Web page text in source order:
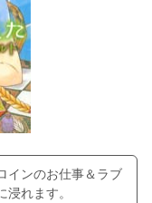
インのお仕事＆ラブ
れます。